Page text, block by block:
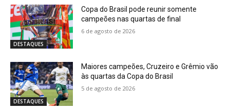
DESTAQUES
Copa do Brasil pode reunir somente
campeões nas quartas de final
6 de agosto de 2026
DESTAQUES
Maiores campeões, Cruzeiro e Grêmio vão
às quartas da Copa do Brasil
5 de agosto de 2026